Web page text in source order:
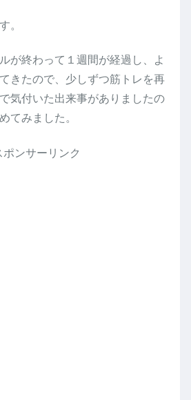
。
が終わって１週間が経過し、よ
きたので、少しずつ筋トレを再
気付いた出来事がありましたの
てみました。
ポンサーリンク